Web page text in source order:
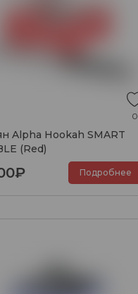
0
Alpha Hookah SMART
(Red)
Подробнее